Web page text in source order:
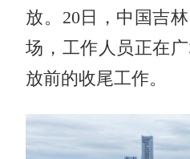
放。20日，中国吉
场，工作人员正在
放前的收尾工作。